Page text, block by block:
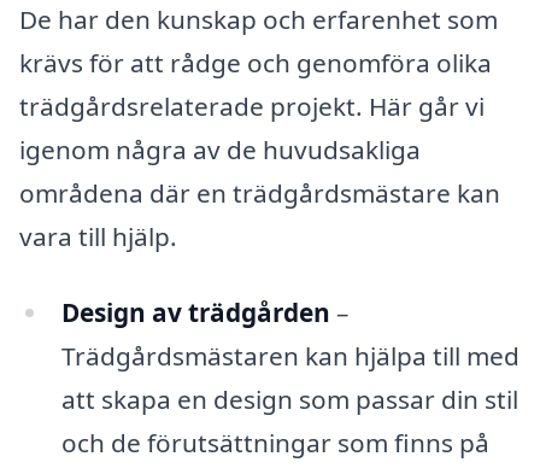
De har den kunskap och erfarenhet som
krävs för att rådge och genomföra olika
trädgårdsrelaterade projekt. Här går vi
igenom några av de huvudsakliga
områdena där en trädgårdsmästare kan
vara till hjälp.
Design av trädgården –
Trädgårdsmästaren kan hjälpa till med
att skapa en design som passar din stil
och de förutsättningar som finns på